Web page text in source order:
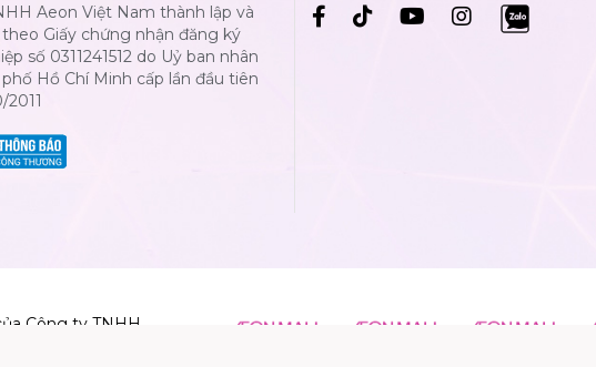
Aeon Việt Nam thành lập và
Giấy chứng nhận đăng ký
số 0311241512 do Uỷ ban nhân
Hồ Chí Minh cấp lần đầu tiên
Công ty TNHH